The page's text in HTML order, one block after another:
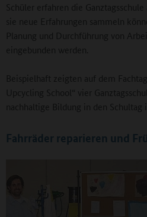
Schüler erfahren die
sie neue Erfahrungen sammeln
Planung und Durchführung von
eingebunden werden.
Beispielhaft zeigten auf dem
Upcycling School“ vier
nachhaltige Bildung in den Schultag
Fahrräder reparieren und